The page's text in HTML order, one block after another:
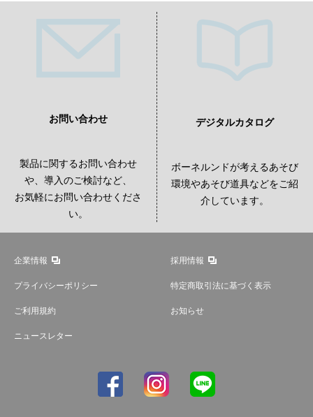
お問い合わせ
製品に関するお問い合わせ
や、導入のご検討など、
お気軽にお問い合わせくださ
い。
デジタルカタログ
ボーネルンドが考えるあそび
環境やあそび道具などをご紹
介しています。
企業情報 採用情報
プライバシーポリシー 特定商取引法に基づく表示
ご利用規約 お知らせ
ニュースレター